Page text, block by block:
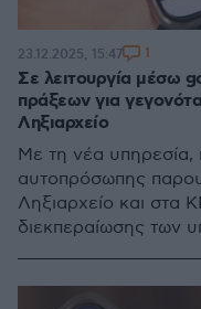
Σε λειτουργία μέσω
πράξεων για
Ληξιαρχείο
Με τη νέα υπηρεσία,
αυτοπρόσωπης
Ληξιαρχείο και στα
διεκπεραίωσης των
23.12.2025, 15:47 1